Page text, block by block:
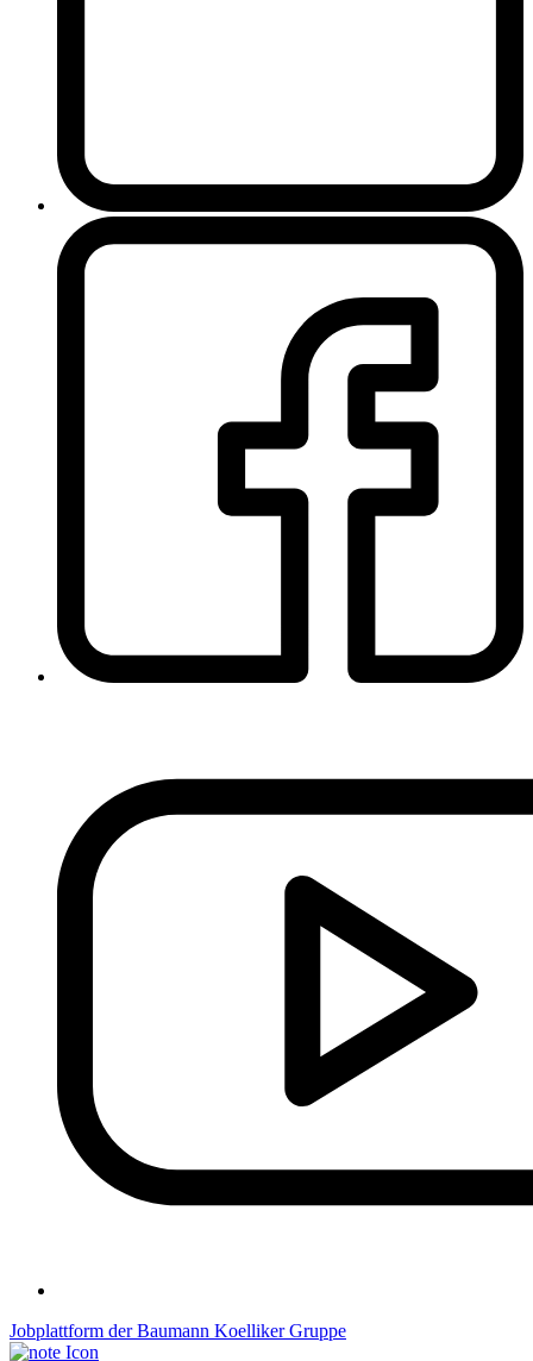
Jobplattform der Baumann Koelliker Gruppe